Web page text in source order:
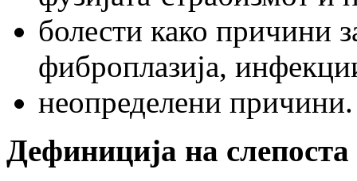
болести како причини
фиброплазија,
неопределени причини.
Дефиниција на слепоста